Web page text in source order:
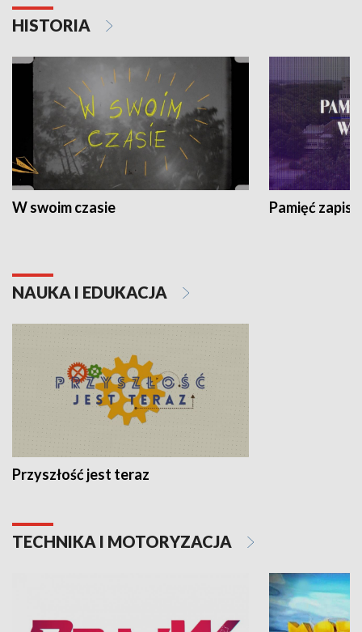
HISTORIA
W swoim czasie Pamięć
NAUKA I EDUKACJA
Przyszłość jest teraz
TECHNIKA I MOTORYZACJA